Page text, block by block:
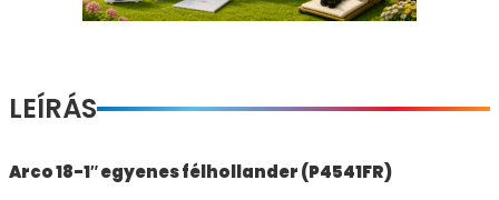
LEÍRÁS
Arco 18-1″ egyenes félhollander (P4541FR)